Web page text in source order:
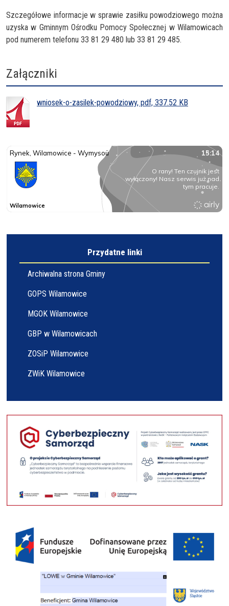
Szczegółowe informacje w sprawie zasiłku powodziowego można
uzyska w Gminnym Ośrodku Pomocy Społecznej w Wilamowicach
pod numerem telefonu 33 81 29 480 lub 33 81 29 485.
Załączniki
wniosek-o-zasilek-powodziowy, pdf, 337.52 KB
Przydatne linki
Archiwalna strona Gminy
GOPS Wilamowice
MGOK Wilamowice
GBP w Wilamowicach
ZOSiP Wilamowice
ZWiK Wilamowice